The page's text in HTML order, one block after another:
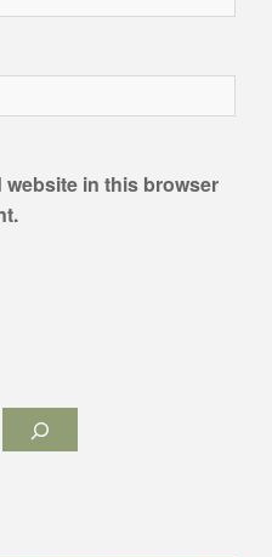
website in this browser